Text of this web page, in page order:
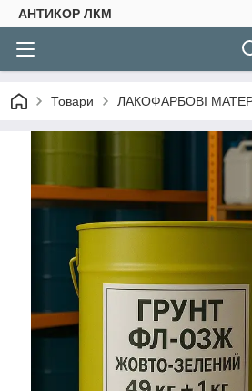
АНТИКОР ЛКМ
Товари ЛАКОФАРБОВІ